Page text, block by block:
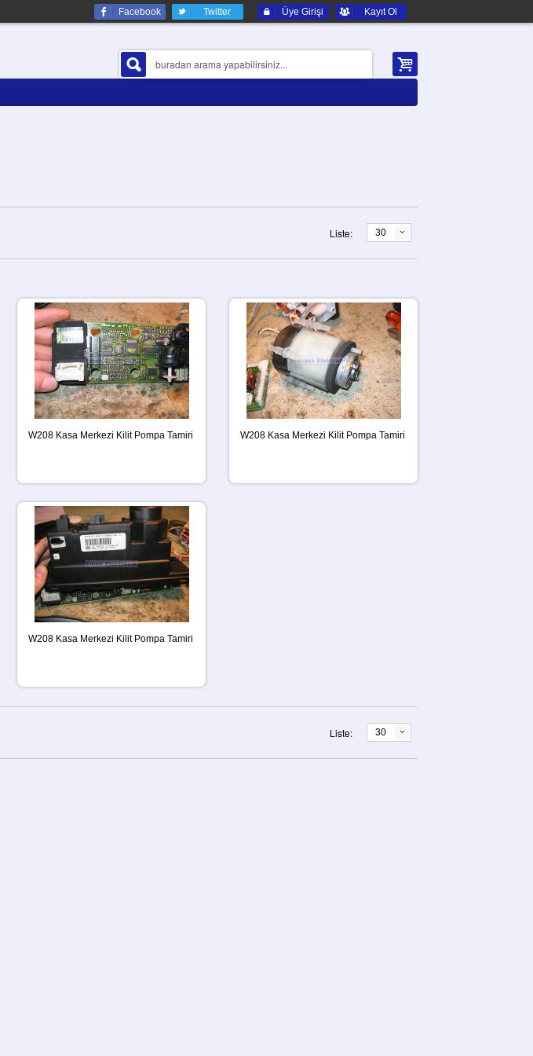
Facebook Twitter Üye Girişi Kayıt Ol
Liste: 30
W208 Kasa Merkezi Kilit Pompa Tamiri W208 Kasa Merkezi Kilit Pompa Tamiri
W208 Kasa Merkezi Kilit Pompa Tamiri
Liste: 30